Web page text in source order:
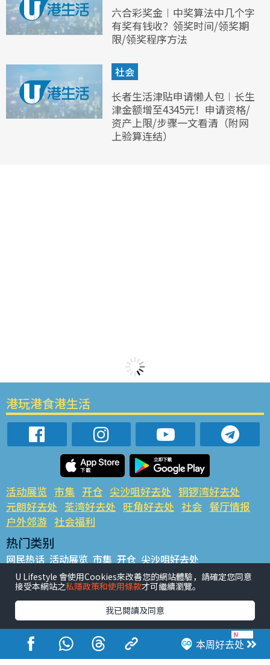
六合彩奖金︱中奖算法中几个字
有奖有钱收？领奖时间/领奖期
限/领奖程序方法
社会
长者生活津贴申请懒人包︱长生
津金额增至4345元！申请资格/
资产上限/步骤一文看清（附网
上验算连结）
本周好去处
港玩港食港生活
活动展览 市集 开仓 尖沙咀好去处 铜锣湾好去处
元朗好去处 荃湾好去处 旺角好去处 社会 餐厅情报
户外郊游 社会福利
热门类别
网民热话 活动展览 市集 开仓 尖沙咀好去处
铜锣湾好去处 元朗好去处 荃湾好去处 旺角好去处 社会
餐厅情报 户外郊游
热门标签
#UGO揾好去处 #人气活动推介 #美食社群热话
#亲子玩乐好去处
#ULifestyle应用程式
#限时抢
#UJetso礼物放送
#ULifestyle商户中心 #著数 #网络热话
U Lifestyle 會使用Cookies來改善您的網站體驗，請確定您同意
接受本網站之私隱政策和使用條款才可繼續瀏覽。
我已閱讀及同意